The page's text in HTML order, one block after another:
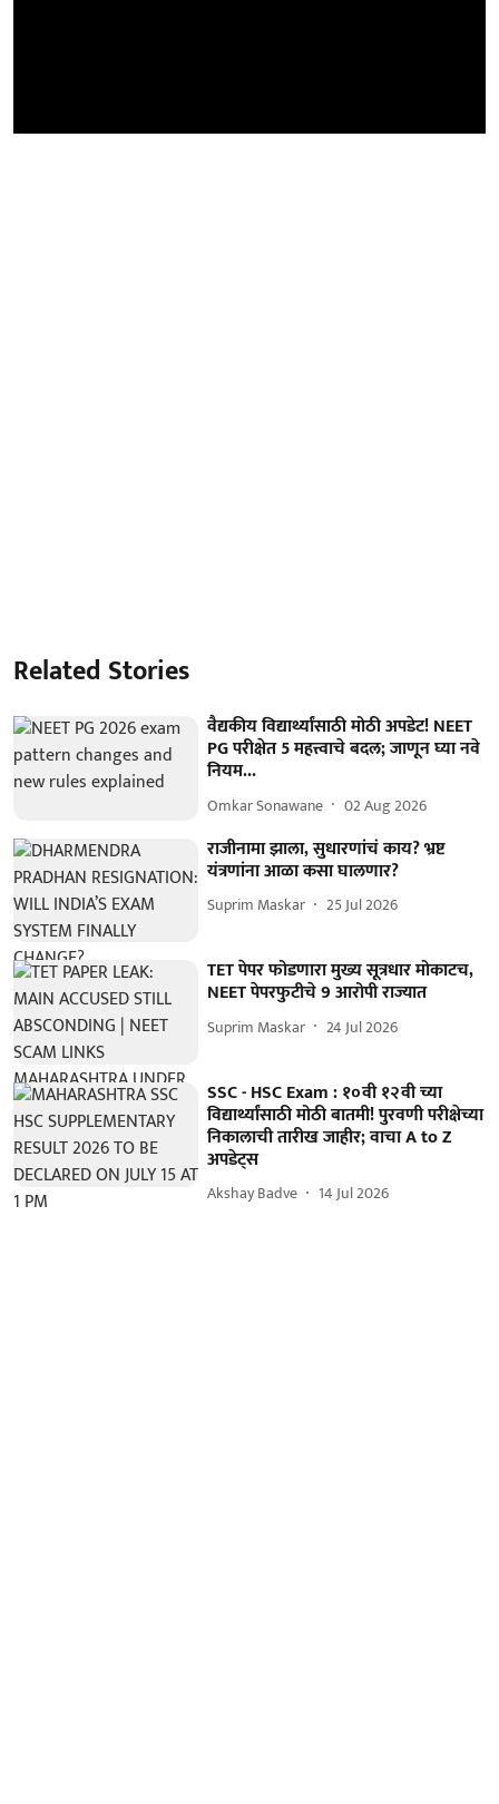
Related Stories
वैद्यकीय विद्यार्थ्यांसाठी मोठी अपडेट! NEET
PG परीक्षेत 5 महत्त्वाचे बदल; जाणून घ्या नवे
नियम...
Omkar Sonawane 02 Aug 2026
राजीनामा झाला, सुधारणांचं काय? भ्रष्ट
यंत्रणांना आळा कसा घालणार?
Suprim Maskar 25 Jul 2026
TET पेपर फोडणारा मुख्य सूत्रधार मोकाटच,
NEET पेपरफुटीचे 9 आरोपी राज्यात
Suprim Maskar 24 Jul 2026
SSC - HSC Exam : १०वी १२वी च्या
विद्यार्थ्यांसाठी मोठी बातमी! पुरवणी परीक्षेच्या
निकालाची तारीख जाहीर; वाचा A to Z
अपडेट्स
Akshay Badve 14 Jul 2026